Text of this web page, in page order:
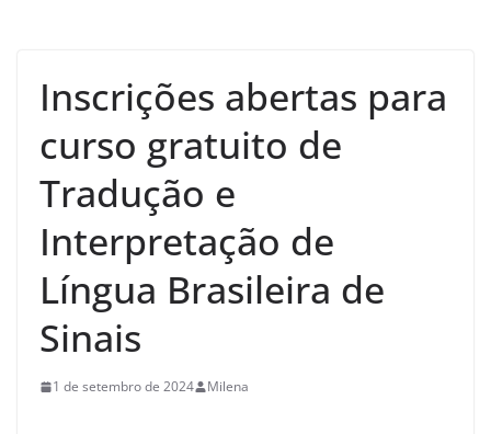
Inscrições abertas para
curso gratuito de
Tradução e
Interpretação de
Língua Brasileira de
Sinais
1 de setembro de 2024 Milena